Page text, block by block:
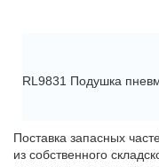
RL9831 Подушка
Поставка запасных
из собственного